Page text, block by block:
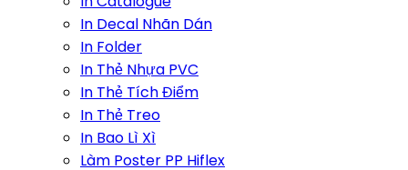
In Decal Nhãn Dán
In Folder
In Thẻ Nhựa PVC
In Thẻ Tích Điểm
In Thẻ Treo
In Bao Lì Xì
Làm Poster PP Hiflex